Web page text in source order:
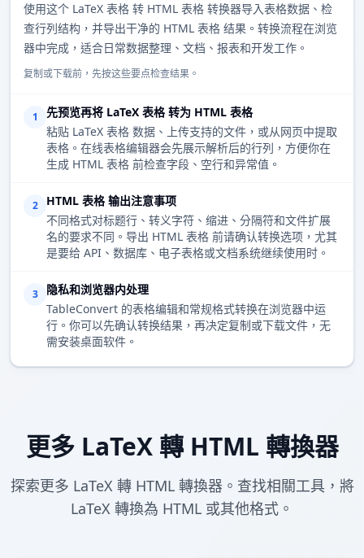
使用这个 LaTeX 表格 转 HTML 表格 转换器导入表格数据、检
查行列结构，并导出干净的 HTML 表格 结果。转换流程在浏览
器中完成，适合日常数据整理、文档、报表和开发工作。
复制或下载前，先按这些要点检查结果。
1
先预览再将 LaTeX 表格 转为 HTML 表格
粘贴 LaTeX 表格 数据、上传支持的文件，或从网页中提取
表格。在线表格编辑器会先展示解析后的行列，方便你在
生成 HTML 表格 前检查字段、空行和异常值。
2
HTML 表格 输出注意事项
不同格式对标题行、转义字符、缩进、分隔符和文件扩展
名的要求不同。导出 HTML 表格 前请确认转换选项，尤其
是要给 API、数据库、电子表格或文档系统继续使用时。
3
隐私和浏览器内处理
TableConvert 的表格编辑和常规格式转换在浏览器中运
行。你可以先确认转换结果，再决定复制或下载文件，无
需安装桌面软件。
更多 LaTeX 轉 HTML 轉換器
探索更多 LaTeX 轉 HTML 轉換器。查找相關工具，將
LaTeX 轉換為 HTML 或其他格式。